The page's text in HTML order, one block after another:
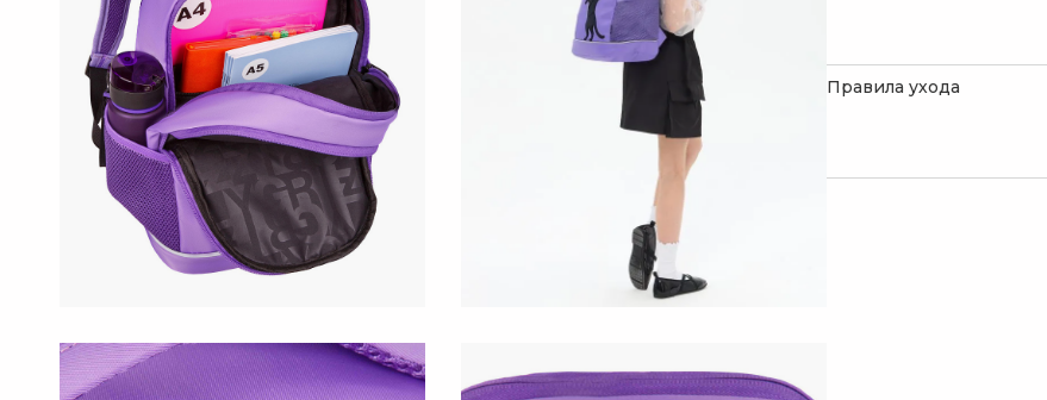
Правила ухода